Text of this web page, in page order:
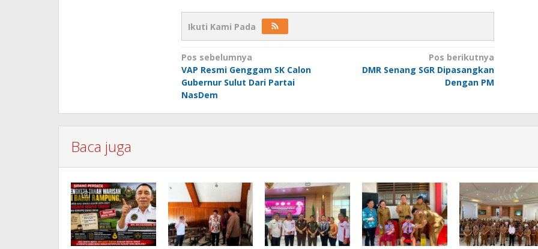
Ikuti Kami Pada
Navigasi
pos
Pos sebelumnya
VAP Resmi Genggam SK Calon
Gubernur Sulut Dari Partai
NasDem
Pos berikutnya
DMR Senang SGR Dipasangkan
Dengan PM
Baca juga